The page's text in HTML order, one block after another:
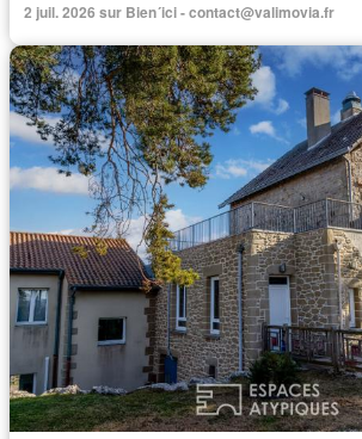
2 juil. 2026 sur Bien´ici - contact@valimovia.fr